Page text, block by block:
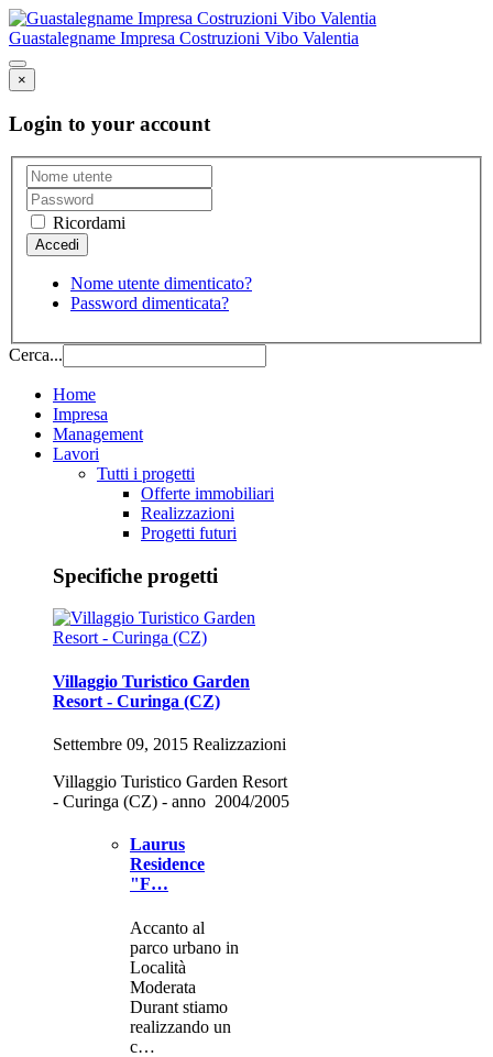
Guastalegname Impresa Costruzioni Vibo Valentia
×
Login to your account
Ricordami
Nome utente dimenticato?
Password dimenticata?
Cerca...
Home
Impresa
Management
Lavori
Tutti i progetti
Offerte immobiliari
Realizzazioni
Progetti futuri
Specifiche progetti
Villaggio Turistico Garden
Resort - Curinga (CZ)
Settembre 09, 2015 Realizzazioni
Villaggio Turistico Garden Resort
- Curinga (CZ) - anno 2004/2005
Laurus
Residence
"F…
Accanto al
parco urbano in
Località
Moderata
Durant stiamo
realizzando un
c…